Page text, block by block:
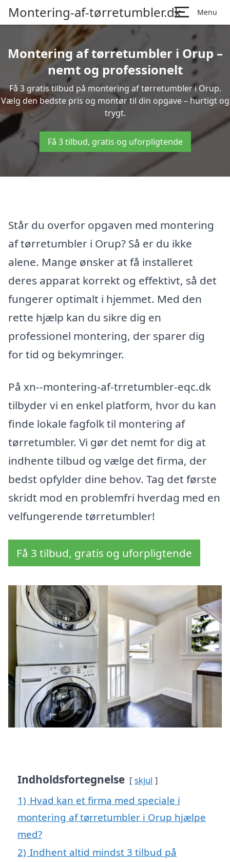
Montering-af-tørretumbler.dk Menu
Montering af tørretumbler i Orup –
nemt og professionelt
Få 3 gratis tilbud på montering af tørretumbler i Orup.
Vælg den bedste pris og montør til din opgave – hurtigt og
trygt.
Få 3 tilbud, gratis og uforpligtende
Står du overfor opgaven med montering
af tørretumbler i Orup? Så er du ikke
alene. Mange ønsker at få installeret
deres apparat korrekt og effektivt, så det
fungerer optimalt i hjemmet. Med den
rette hjælp kan du sikre dig en
professionel montering, der sparer dig
for tid og bekymringer.
På xn--montering-af-trretumbler-eqc.dk
tilbyder vi en enkel platform, hvor du kan
finde lokale fagfolk til montering af
tørretumbler. Vi gør det nemt for dig at
indhente tilbud og vælge det firma, der
bedst opfylder dine behov. Tag det første
skridt mod en problemfri hverdag med en
velfungerende tørretumbler!
Få 3 tilbud, gratis og uforpligtende
Indholdsfortegnelse skjul
1) Hvad kan et firma med speciale i
montering af tørretumbler i Orup hjælpe
med?
2) Indhent altid mindst 3 tilbud på